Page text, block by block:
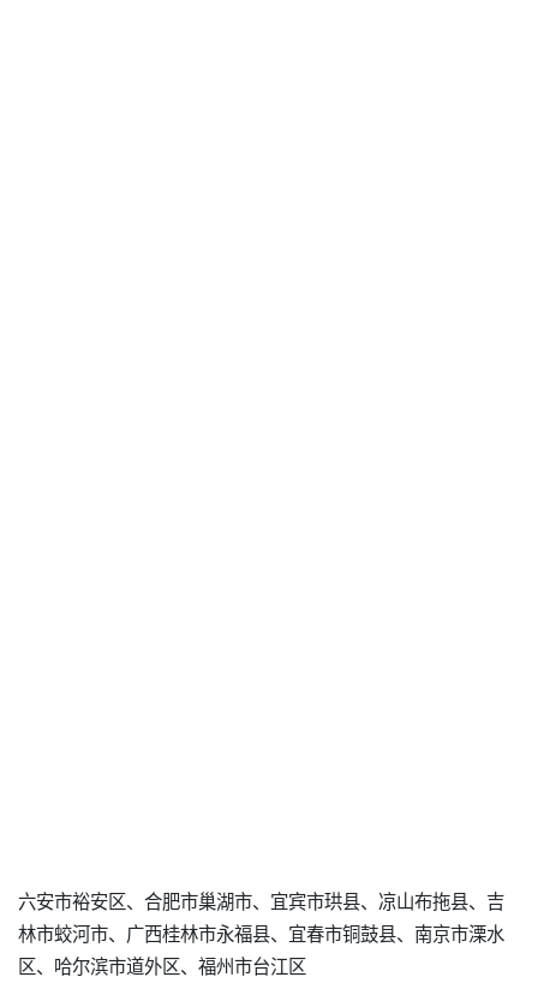
六安市裕安区、合肥市巢湖市、宜宾市珙县、凉山布拖县、吉
林市蛟河市、广西桂林市永福县、宜春市铜鼓县、南京市溧水
区、哈尔滨市道外区、福州市台江区